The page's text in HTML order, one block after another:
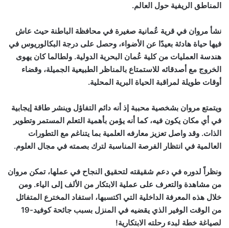
المناطق الريفية حول العالم.
نشأ مروان في قرية عُمانية صغيرة في محافظة الباطنة حيث عاش
فيها حياة هادئة بعيدًا عن الأضواء، وحصل على درجة البكالوريوس في
هندسة العمليات من كلية عُمان البحرية الدولية. ولطالما كان يهوى
الخروج مع أصدقائه للاستمتاع بالمناظر الطبيعية الجميلة، وقضاء
أوقات طويلة لمراقبة الحياة البرية المحلية.
ويتمتع مروان بشخصية محببة إذ أنه دائم التفاؤل وينشر طاقة إيجابية
في أي مكان يكون فيه، كما أنه يؤمن بأهمية التعلم المستمر وتطوير
الذات. وقد واصل تعزيز معارفه العلمية بما يتناغم مع التطورات
العالمية في انتظار الفرصة المناسبة لترك بصمته في مجال العلوم.
ونظراً لدوره في دعم شقيقته لتحقيق النجاح في عملها، تمكن مروان
من مشاهدة والتعرف على عملية الابتكار من الألف إلى الياء. ومن
خلال هذه المعرفة الداخلية التي اكتسبها، استفاد المخترع المتفائل
من الوقت الوفير الذي يقضيه في المنزل بسبب جائحة كوفيد-19
لصياغة خطة لبدء رحلته الابتكارية!